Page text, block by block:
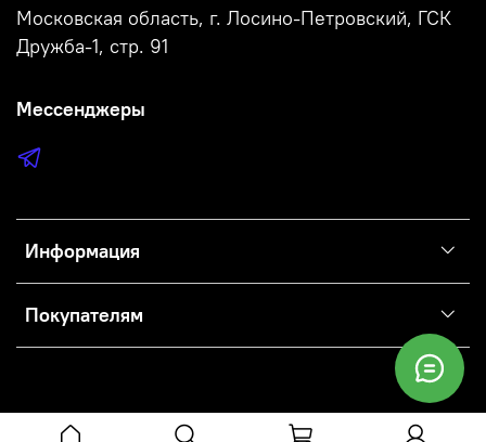
Информация
Покупателям
Московская область, г. Лосино-Петровский, ГСК
Дружба-1, стр. 91
Мессенджеры